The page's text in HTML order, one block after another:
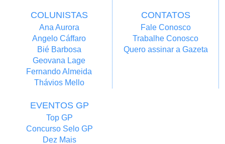
COLUNISTAS
Ana Aurora
Angelo Cáffaro
Bié Barbosa
Geovana Lage
Fernando Almeida
Thávios Mello
CONTATOS
Fale Conosco
Trabalhe Conosco
Quero assinar a Gazeta
EVENTOS GP
Top GP
Concurso Selo GP
Dez Mais